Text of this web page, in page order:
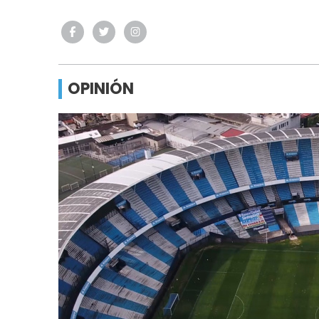
OPINIÓN